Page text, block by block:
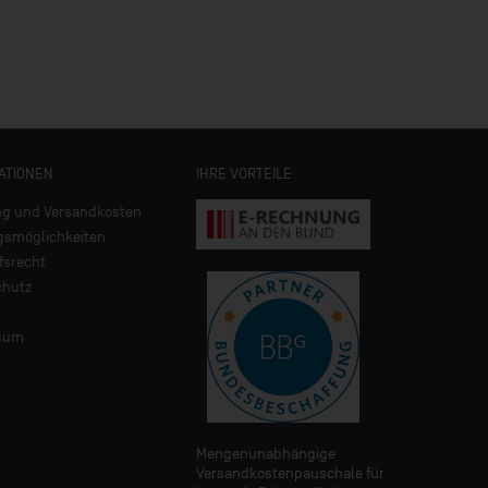
und Versandkosten
IHRE VORTEILE
Mengenunabhängige
Versandkostenpauschale für